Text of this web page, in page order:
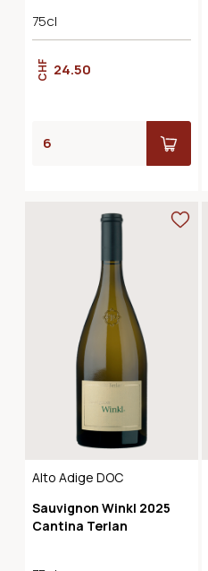
75cl
CHF 24.50
Alto Adige DOC
Sauvignon Winkl 2025
Cantina Terlan